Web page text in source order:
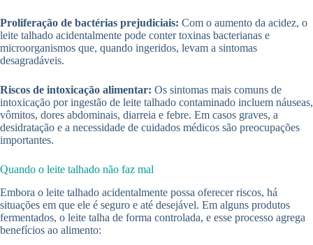
Proliferação de bactérias prejudiciais: Com o aumento da acidez, o
leite talhado acidentalmente pode conter toxinas bacterianas e
microorganismos que, quando ingeridos, levam a sintomas
desagradáveis.
Riscos de intoxicação alimentar: Os sintomas mais comuns de
intoxicação por ingestão de leite talhado contaminado incluem náuseas,
vômitos, dores abdominais, diarreia e febre. Em casos graves, a
desidratação e a necessidade de cuidados médicos são preocupações
importantes.
Quando o leite talhado não faz mal
Embora o leite talhado acidentalmente possa oferecer riscos, há
situações em que ele é seguro e até desejável. Em alguns produtos
fermentados, o leite talha de forma controlada, e esse processo agrega
benefícios ao alimento: